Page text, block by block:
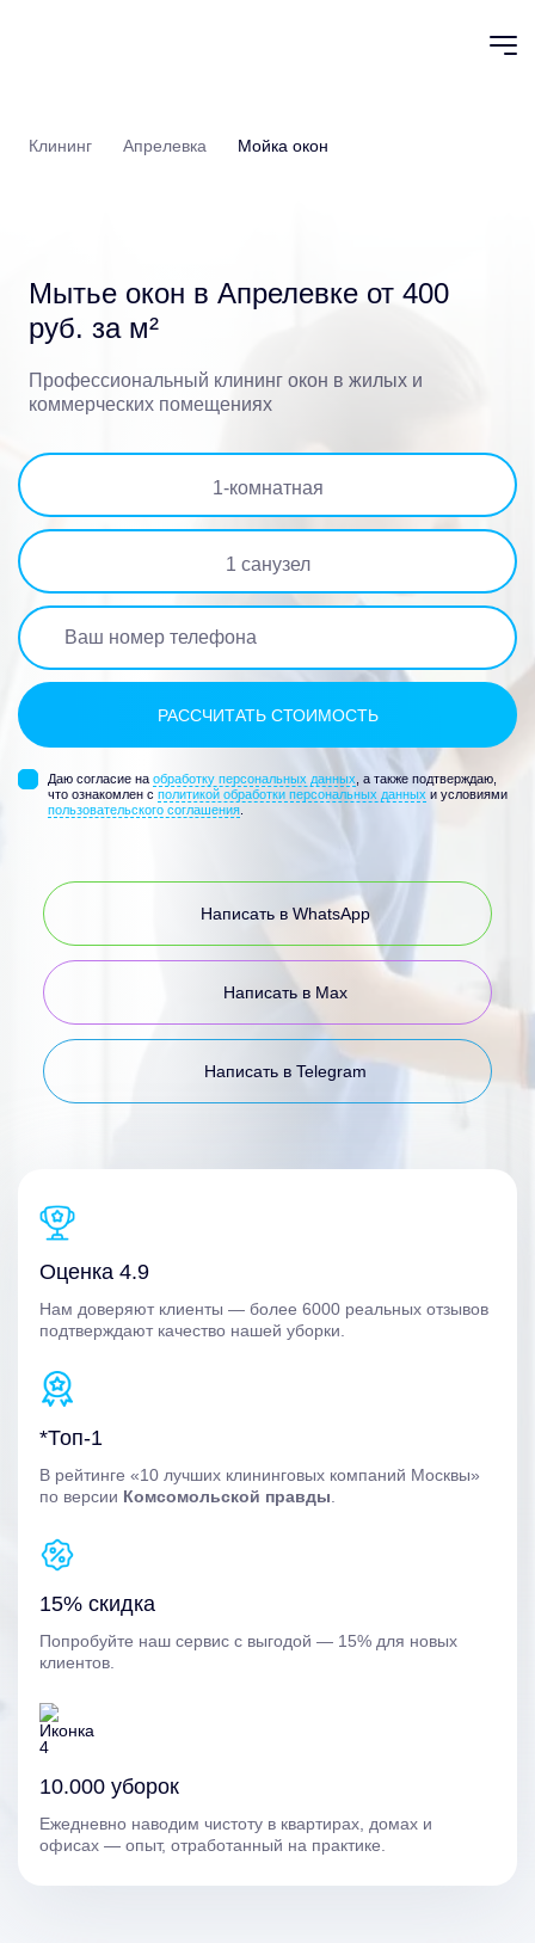
Клининг Апрелевка Мойка окон
Мытье окон в Апрелевке от 400
руб. за м²
Профессиональный клининг окон в жилых и
коммерческих помещениях
1-комнатная
1 санузел
Даю согласие на обработку персональных данных , а также подтверждаю,
что ознакомлен с политикой обработки персональных данных и условиями
пользовательского соглашения
Написать в WhatsApp
Написать в Max
Написать в Telegram
Оценка 4.9
Нам доверяют клиенты — более 6000 реальных отзывов
подтверждают качество нашей уборки.
*Топ-1
В рейтинге «10 лучших клининговых компаний Москвы»
по версии Комсомольской правды
15% скидка
Попробуйте наш сервис с выгодой — 15% для новых
клиентов.
10.000 уборок
Ежедневно наводим чистоту в квартирах, домах и
офисах — опыт, отработанный на практике.